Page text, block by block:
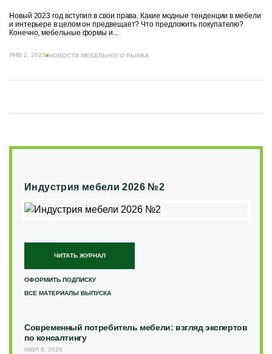
Новый 2023 год вступил в свои права. Какие модные тенденции в мебели
и интерьере в целом он предвещает? Что предложить покупателю?
Конечно, мебельные формы и...
ЯНВ 2, 2023 НОВОСТИ МЕБЕЛЬНОГО РЫНКА
Индустрия мебели 2026 №2
ЧИТАТЬ ЖУРНАЛ
ОФОРМИТЬ ПОДПИСКУ
ВСЕ МАТЕРИАЛЫ ВЫПУСКА
Современный потребитель мебели: взгляд экспертов
по консалтингу
ИЮЛ 8, 2026